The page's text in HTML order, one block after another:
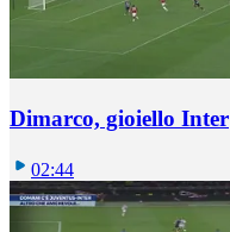
Dimarco, gioiello Inter
02:44